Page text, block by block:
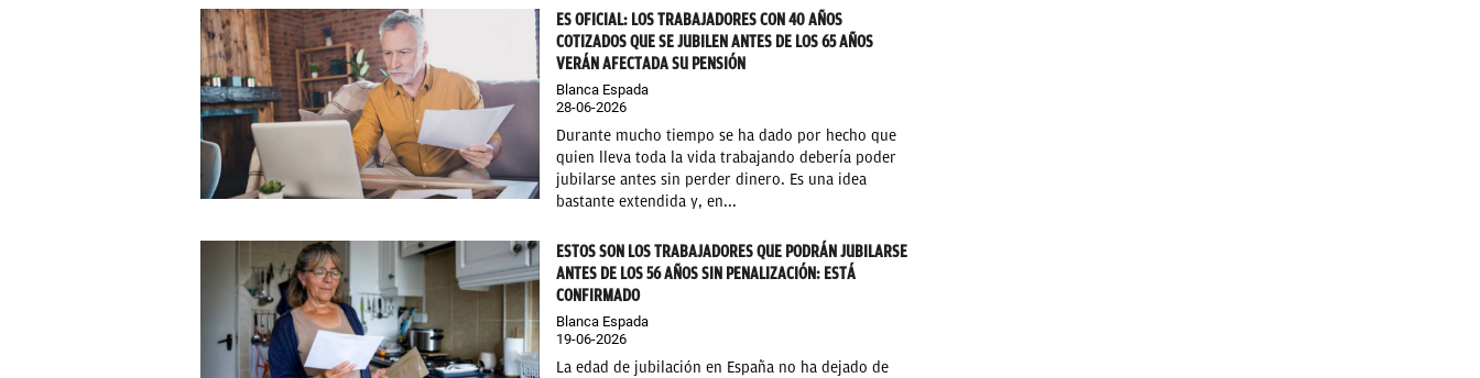
ES OFICIAL: LOS TRABAJADORES CON 40 AÑOS
COTIZADOS QUE SE JUBILEN ANTES DE LOS 65 AÑOS
VERÁN AFECTADA SU PENSIÓN
Blanca Espada
28-06-2026
Durante mucho tiempo se ha dado por hecho que
quien lleva toda la vida trabajando debería poder
jubilarse antes sin perder dinero. Es una idea
bastante extendida y, en...
ESTOS SON LOS TRABAJADORES QUE PODRÁN JUBILARSE
ANTES DE LOS 56 AÑOS SIN PENALIZACIÓN: ESTÁ
CONFIRMADO
Blanca Espada
19-06-2026
La edad de jubilación en España no ha dejado de